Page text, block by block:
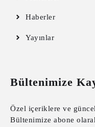
Haberler
Yayınlar
Bültenimize
Özel içeriklere ve
Bültenimize abone